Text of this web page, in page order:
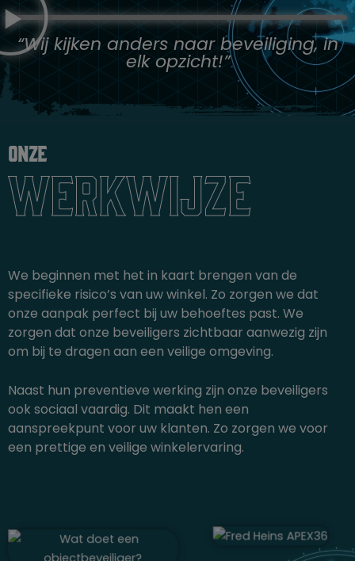
“Wij kijken anders naar beveiliging, in
elk opzicht!”
Onze
werkwijze
We beginnen met het in kaart brengen van de
specifieke risico’s van uw winkel. Zo zorgen we dat
onze aanpak perfect bij uw behoeftes past. We
zorgen dat onze beveiligers zichtbaar aanwezig zijn
om bij te dragen aan een veilige omgeving.
Naast hun preventieve werking zijn onze beveiligers
ook sociaal vaardig. Dit maakt hen een
aanspreekpunt voor uw klanten. Zo zorgen we voor
een prettige en veilige winkelervaring.